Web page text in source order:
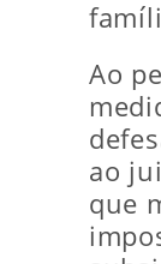
Ao
ao
que